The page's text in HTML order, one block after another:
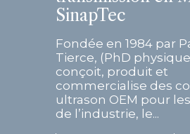
SinapTec
Fondée en 1984 par
Tierce, (PhD
conçoit, produit et
commercialise des
ultrason OEM pour
de l’industrie, le...